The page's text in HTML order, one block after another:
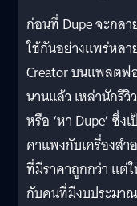
ก่อนที่ Dupe จะกล
ใช้กันอย่างแพร่หลา
Creator บนแพลตฟ
นานแล้ว เหล่านักรีวิ
หรือ ‘หา Dupe’ ซึ่ง
คาแพงกับเครื่องสำ
ที่มีราคาถูกกว่า แต่
กับคนที่มีงบประมา